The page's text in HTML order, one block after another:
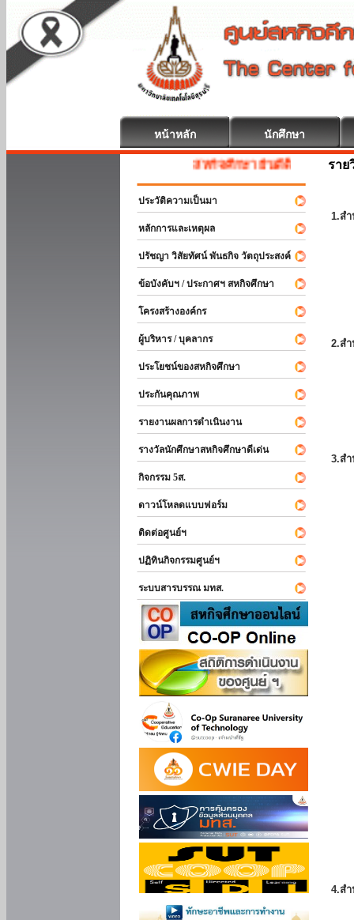
หน้าหลัก นักศึกษา
สหกิจศึกษา ยินดีต้อนรับ
ประวัติความเป็นมา
หลักการและเหตุผล
ปรัชญา วิสัยทัศน์ พันธกิจ วัตถุประสงค์
ข้อบังคับฯ / ประกาศฯ สหกิจศึกษา
โครงสร้างองค์กร
ผู้บริหาร / บุคลากร
ประโยชน์ของสหกิจศึกษา
ประกันคุณภาพ
รายงานผลการดำเนินงาน
รางวัลนักศึกษาสหกิจศึกษาดีเด่น
กิจกรรม 5ส.
ดาวน์โหลดแบบฟอร์ม
ติดต่อศูนย์ฯ
ปฏิทินกิจกรรมศูนย์ฯ
ระบบสารบรรณ มทส.
ราย
1.ส
2.ส
3.ส
4.ส